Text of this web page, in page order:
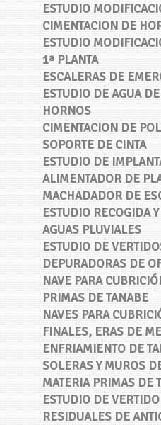
ESTUDIO
CIMENTACION DE
ESTUDIO
1ª PLANTA
ESCALERAS DE
ESTUDIO DE AGUA
HORNOS
CIMENTACION DE
SOPORTE DE CINTA
ESTUDIO DE
ALIMENTADOR DE
MACHADADOR DE
ESTUDIO RECOGIDA
AGUAS PLUVIALES
ESTUDIO DE
DEPURADORAS DE
NAVE PARA
PRIMAS DE TANABE
NAVES PARA
FINALES, ERAS DE
ENFRIAMIENTO DE
SOLERAS Y MUROS
MATERIA PRIMAS DE
ESTUDIO DE
RESIDUALES DE